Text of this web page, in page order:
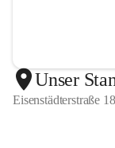
Unser
Eisenstädterstraße